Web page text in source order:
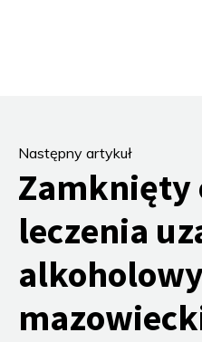
Następny artykuł
Zamknięty
leczenia